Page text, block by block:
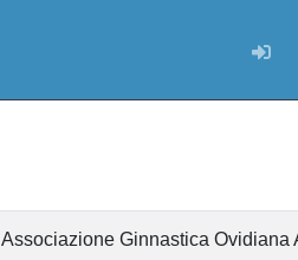
Associazione Ginnastica